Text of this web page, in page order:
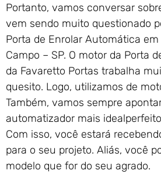
Portanto, vamos conversar
vem sendo muito questionado
Porta de Enrolar Automática
Campo – SP. O motor da Porta
da Favaretto Portas trabalha
quesito. Logo, utilizamos de
Também, vamos sempre
automatizador mais
Com isso, você estará
para o seu projeto. Aliás, você
modelo que for do seu agrado.